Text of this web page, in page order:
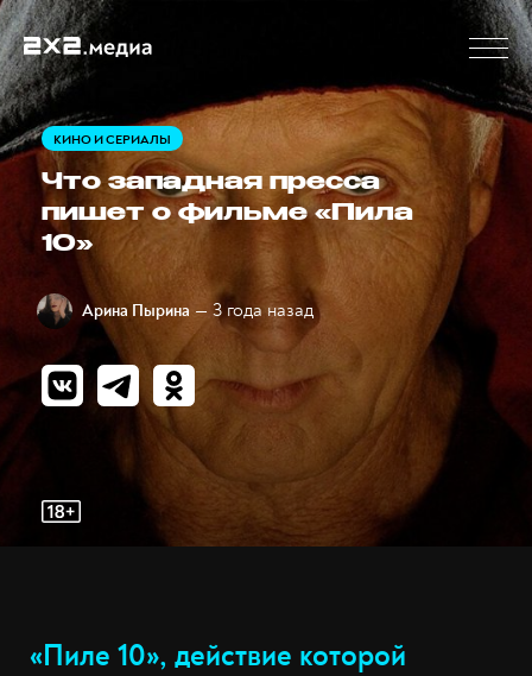
КИНО И СЕРИАЛЫ
Что западная пресса
пишет о фильме «Пила
10»
Арина Пырина — 3 года назад
«Пиле 10», действие которой